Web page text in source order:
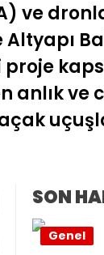
ve
anlık ve
SON
Genel